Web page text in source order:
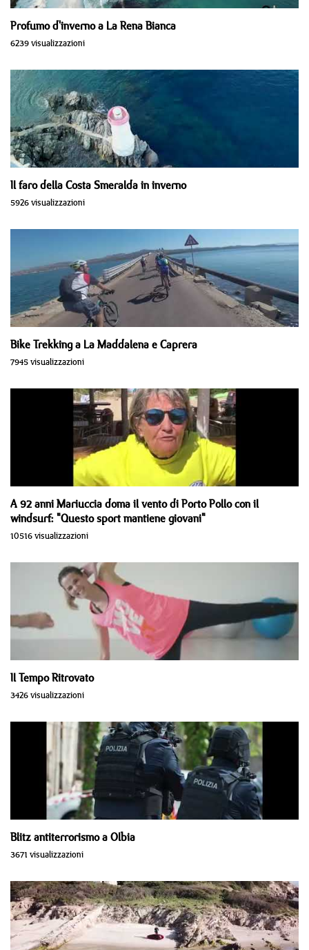
Profumo d'inverno a La Rena Bianca
6239 visualizzazioni
Il faro della Costa Smeralda in inverno
5926 visualizzazioni
Bike Trekking a La Maddalena e Caprera
7945 visualizzazioni
A 92 anni Mariuccia doma il vento di Porto Pollo con il
windsurf: "Questo sport mantiene giovani"
10516 visualizzazioni
Il Tempo Ritrovato
3426 visualizzazioni
Blitz antiterrorismo a Olbia
3671 visualizzazioni